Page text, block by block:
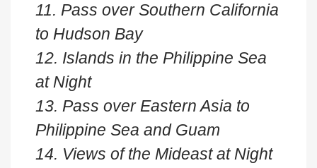
11. Pass over Southern California
to Hudson Bay
12. Islands in the Philippine Sea
at Night
13. Pass over Eastern Asia to
Philippine Sea and Guam
14. Views of the Mideast at Night